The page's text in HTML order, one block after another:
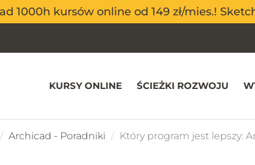
1000h kursów online od 149 zł/mies.!
1000h kursów online od 149 zł/mies.!
KURSY ONLINE ŚCIEŻKI ROZWOJU
Archicad - Poradniki Który program jest lepszy: